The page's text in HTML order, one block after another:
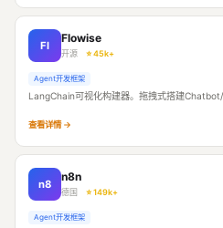
Fl
Flowise
开源 ⭐ 45k+
Agent开发框架
LangChain可视化构建器。拖拽式搭建
查看详情 →
n8
n8n
德国 ⭐ 149k+
Agent开发框架